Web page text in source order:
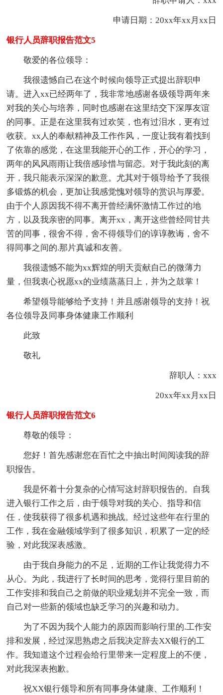
申请日期：20xx年xx月xx日
银行人员辞职报告范文5
敬爱的各位领导：
我很遗憾自己在这个时候向领导正式提出辞职申
请。进入xx已经两年了，我非常地感谢各级领导两年来
对我的关心与培养，同时也感谢在这里结交下深厚友谊
的同事。正是在这里我有过欢笑，也有过泪水，更有过
收获。xx人的奉献精神及工作作风，一度让我有着找到
了依靠的感觉，在这里我能开心的工作，开心的学习，
两年的风风雨雨让我倍感珍惜与留恋。对于我此刻的离
开，我只能表示深深的歉意。尤其对于领导给予了我很
多锻炼的机会，更加让我感觉愧对领导的赏识与厚爱。
由于个人原因我不得不离开曾经满怀激情工作过的地
方，以及我亲密的同事。离开xx，离开这些曾经同甘共
苦的同事，很舍不得，舍不得领导们的谆谆教诲，舍不
得同事之间的.那片真诚和友善。
我很遗憾不能为xx辉煌的明天贡献自己的微薄力
量，但我衷心祝愿xx的业绩蒸蒸日上，并为之鼓掌！
希望领导能够给予支持！并且感谢领导的支持！祝
各位领导及同事身体健康工作顺利
此致
敬礼
辞职人：xxx
20xx年xx月xx日
银行人员辞职报告范文6
尊敬的领导：
您好！首先感谢您在百忙之中抽出时间阅读我的辞
职报告。
我是怀着十分复杂的心情写这封辞职报告的。自我
进入银行工作之后，由于领导对我的关心、指导和信
任，使我获得了很多机遇和挑战。经过这些年在行里的
工作，我在金融领域学到了很多知识，积累了一定的经
验，对此我深表感激。
由于我自身能力的不足，近期的工作让我觉得力不
从心。为此，我进行了长时间的思考，觉得行里目前的
工作安排和我自己之前做的职业规划并不完全一致，而
自己对一些新的领域也缺乏学习的兴趣和动力。
为了不因为我个人能力的原因而影响行里的.工作安
排和发展，经过深思熟虑之后我决定辞去XX银行的工
作。我知道这个过程会给行里带来一定程度上的不便，
对此我深表抱歉。
祝XX银行领导和所有同事身体健康、工作顺利！